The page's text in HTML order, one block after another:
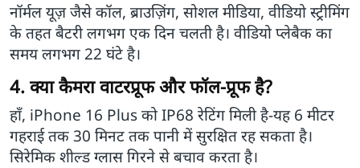
नॉर्मल यूज़ जैसे कॉल, ब्राउज़िंग, सोशल मीडिया, वीडियो स्ट्रीमिंग
के तहत बैटरी लगभग एक दिन चलती है। वीडियो प्लेबैक का
समय लगभग 22 घंटे है।
4. क्या कैमरा वाटरप्रूफ और फॉल-प्रूफ है?
हाँ, iPhone 16 Plus को IP68 रेटिंग मिली है-यह 6 मीटर
गहराई तक 30 मिनट तक पानी में सुरक्षित रह सकता है।
सिरेमिक शील्ड ग्लास गिरने से बचाव करता है।